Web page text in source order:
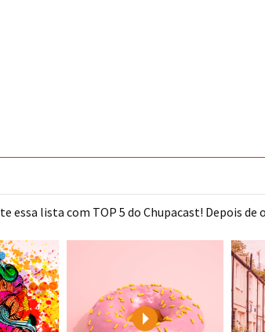
essa lista com TOP 5 do Chupacast! Depois de
Play